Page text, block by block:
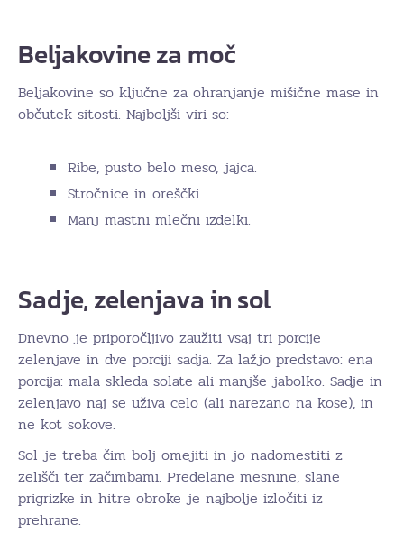
Beljakovine za moč
Beljakovine so ključne za ohranjanje mišične mase in
občutek sitosti. Najboljši viri so:
Ribe, pusto belo meso, jajca.
Stročnice in oreščki.
Manj mastni mlečni izdelki.
Sadje, zelenjava in sol
Dnevno je priporočljivo zaužiti vsaj tri porcije
zelenjave in dve porciji sadja. Za lažjo predstavo: ena
porcija: mala skleda solate ali manjše jabolko. Sadje in
zelenjavo naj se uživa celo (ali narezano na kose), in
ne kot sokove.
Sol je treba čim bolj omejiti in jo nadomestiti z
zelišči ter začimbami. Predelane mesnine, slane
prigrizke in hitre obroke je najbolje izločiti iz
prehrane.